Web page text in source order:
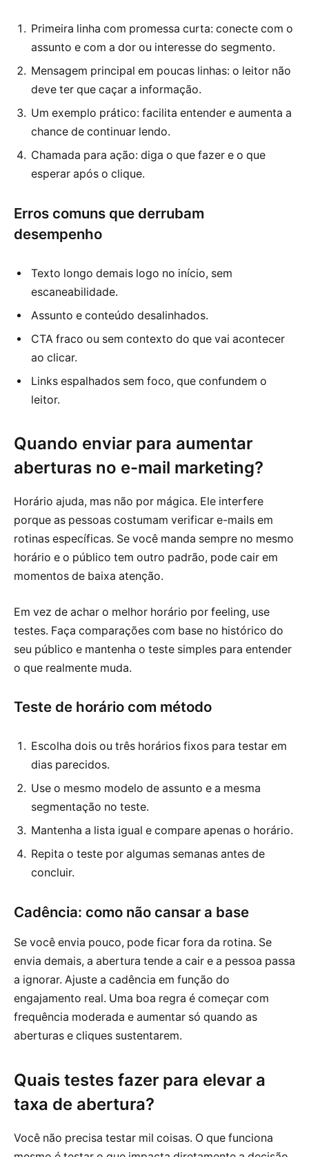
Primeira linha com promessa curta: conecte com o
assunto e com a dor ou interesse do segmento.
Mensagem principal em poucas linhas: o leitor não
deve ter que caçar a informação.
Um exemplo prático: facilita entender e aumenta a
chance de continuar lendo.
Chamada para ação: diga o que fazer e o que
esperar após o clique.
Erros comuns que derrubam
desempenho
Texto longo demais logo no início, sem
escaneabilidade.
Assunto e conteúdo desalinhados.
CTA fraco ou sem contexto do que vai acontecer
ao clicar.
Links espalhados sem foco, que confundem o
leitor.
Quando enviar para aumentar
aberturas no e-mail marketing?
Horário ajuda, mas não por mágica. Ele interfere
porque as pessoas costumam verificar e-mails em
rotinas específicas. Se você manda sempre no mesmo
horário e o público tem outro padrão, pode cair em
momentos de baixa atenção.
Em vez de achar o melhor horário por feeling, use
testes. Faça comparações com base no histórico do
seu público e mantenha o teste simples para entender
o que realmente muda.
Teste de horário com método
Escolha dois ou três horários fixos para testar em
dias parecidos.
Use o mesmo modelo de assunto e a mesma
segmentação no teste.
Mantenha a lista igual e compare apenas o horário.
Repita o teste por algumas semanas antes de
concluir.
Cadência: como não cansar a base
Se você envia pouco, pode ficar fora da rotina. Se
envia demais, a abertura tende a cair e a pessoa passa
a ignorar. Ajuste a cadência em função do
engajamento real. Uma boa regra é começar com
frequência moderada e aumentar só quando as
aberturas e cliques sustentarem.
Quais testes fazer para elevar a
taxa de abertura?
Você não precisa testar mil coisas. O que funciona